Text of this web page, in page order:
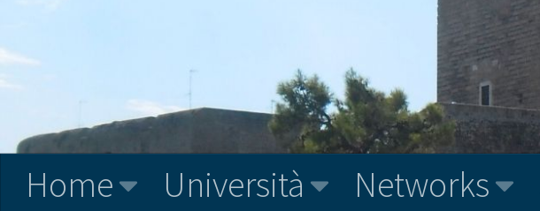
Home Università Networks